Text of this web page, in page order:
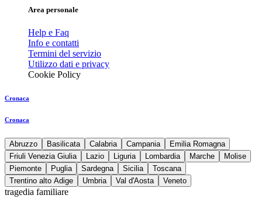
Area personale
Help e Faq
Info e contatti
Termini del servizio
Utilizzo dati e privacy
Cookie Policy
Cronaca
Cronaca
Abruzzo Basilicata Calabria Campania
Emilia Romagna
Friuli Venezia Giulia
Lazio Liguria Lombardia Marche
Molise
Piemonte
Puglia Sardegna Sicilia
Toscana
Trentino alto Adige
Umbria Val d'Aosta Veneto
tragedia familiare